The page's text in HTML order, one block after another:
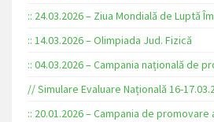
:: 24.03.2026 – Ziua Mondială de Luptă
:: 14.03.2026 – Olimpiada Jud. Fizică
:: 04.03.2026 – Campania națională de
// Simulare Evaluare Națională 16-
:: 20.01.2026 – Campania de